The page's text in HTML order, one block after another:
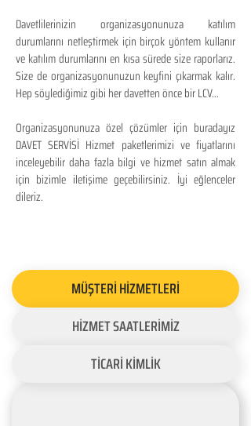
Davetlilerinizin organizasyonunuza katılım
durumlarını netleştirmek için birçok yöntem kullanır
ve katılım durumlarını en kısa sürede size raporlarız.
Size de organizasyonunuzun keyfini çıkarmak kalır.
Hep söylediğimiz gibi her davetten önce bir LCV...
Organizasyonunuza özel çözümler için buradayız
DAVET SERVİSİ Hizmet paketlerimizi ve fiyatlarını
inceleyebilir daha fazla bilgi ve hizmet satın almak
için bizimle iletişime geçebilirsiniz. İyi eğlenceler
dileriz.
MÜŞTERİ HİZMETLERİ
HİZMET SAATLERİMİZ
TİCARİ KİMLİK